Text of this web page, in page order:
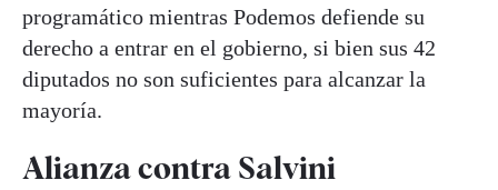
programático mientras Podemos defiende su
derecho a entrar en el gobierno, si bien sus 42
diputados no son suficientes para alcanzar la
mayoría.
Alianza contra Salvini